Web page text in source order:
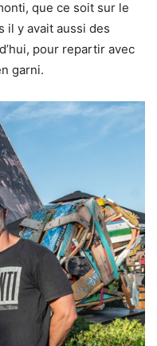
que ce soit sur le
il y avait aussi des
pour repartir avec
garni.